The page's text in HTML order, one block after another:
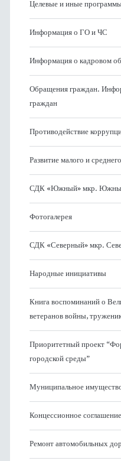
Целевые и иные
Информация о ГО и ЧС
Информация о кадровом
Обращения граждан.
граждан
Противодействие
Развитие малого и
СДК «Южный» мкр.
Фотогалерея
СДК «Северный» мкр.
Народные инициативы
Книга воспоминаний о
ветеранов войны,
Приоритетный проект
городской среды”
Муниципальное
Концессионное соглашение
Ремонт автомобильных